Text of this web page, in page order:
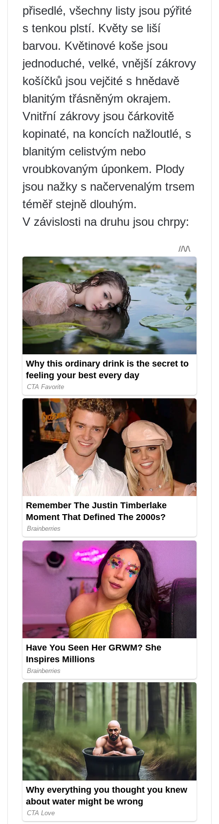
přisedlé, všechny listy jsou pýřité
s tenkou plstí. Květy se liší
barvou. Květinové koše jsou
jednoduché, velké, vnější zákrovy
košíčků jsou vejčité s hnědavě
blanitým třásněným okrajem.
Vnitřní zákrovy jsou čárkovitě
kopinaté, na koncích nažloutlé, s
blanitým celistvým nebo
vroubkovaným úponkem. Plody
jsou nažky s načervenalým trsem
téměř stejně dlouhým.
V závislosti na druhu jsou chrpy: